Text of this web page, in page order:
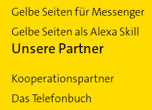
Gelbe Seiten für Messenger
Gelbe Seiten als Alexa Skill
Unsere Partner
Kooperationspartner
Das Telefonbuch